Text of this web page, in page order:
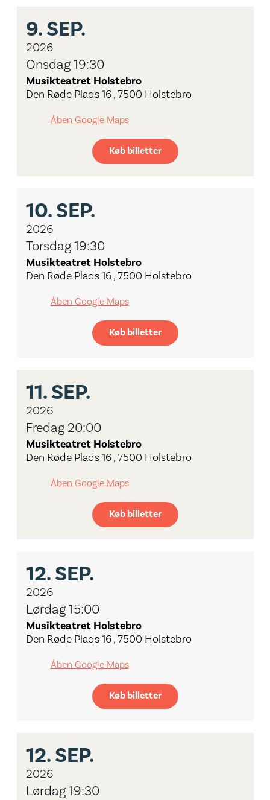
9.SEP.
2026
Onsdag 19:30
Musikteatret Holstebro
Den Røde Plads 16 , 7500 Holstebro
Åben Google Maps
Køb billetter
10.SEP.
2026
Torsdag 19:30
Musikteatret Holstebro
Den Røde Plads 16 , 7500 Holstebro
Åben Google Maps
Køb billetter
11.SEP.
2026
Fredag 20:00
Musikteatret Holstebro
Den Røde Plads 16 , 7500 Holstebro
Åben Google Maps
Køb billetter
12.SEP.
2026
Lørdag 15:00
Musikteatret Holstebro
Den Røde Plads 16 , 7500 Holstebro
Åben Google Maps
Køb billetter
12.SEP.
2026
Lørdag 19:30